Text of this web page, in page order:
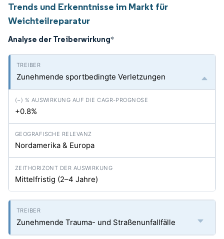
Trends und Erkenntnisse im Markt für
Weichteilreparatur
Analyse der Treiberwirkung*
Zunehmende sportbedingte Verletzungen
+0.8%
Nordamerika & Europa
Mittelfristig (2–4 Jahre)
Zunehmende Trauma- und Straßenunfallfälle